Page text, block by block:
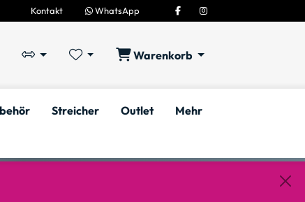
Kontakt WhatsApp
Warenkorb
Streicher Outlet Mehr